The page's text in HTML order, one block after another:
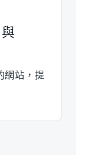
網站，提